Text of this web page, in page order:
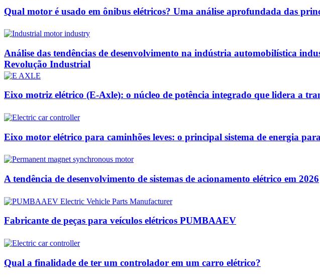
Qual motor é usado em ônibus elétricos? Uma análise aprofundada das
Análise das tendências de desenvolvimento na indústria automobilística
Revolução Industrial
Eixo motriz elétrico (E-Axle): o núcleo de potência integrado que lidera a
Eixo motor elétrico para caminhões leves: o principal sistema de energia
A tendência de desenvolvimento de sistemas de acionamento elétrico em 2026
Fabricante de peças para veículos elétricos PUMBAAEV
Qual a finalidade de ter um controlador em um carro elétrico?